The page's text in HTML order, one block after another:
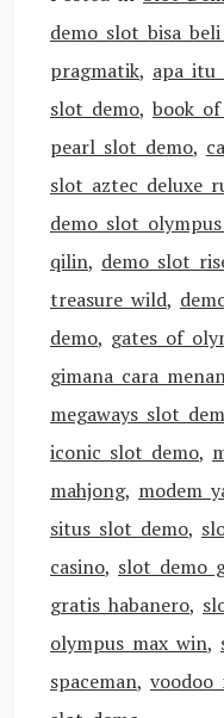
demo slot bisa
pragmatik, apa itu
slot demo, book
pearl slot demo,
slot aztec deluxe
demo slot
qilin, demo slot
treasure wild,
demo, gates of
gimana cara
megaways slot
iconic slot demo,
mahjong, modem
situs slot demo,
casino, slot demo
gratis habanero,
olympus max win,
spaceman, voodoo